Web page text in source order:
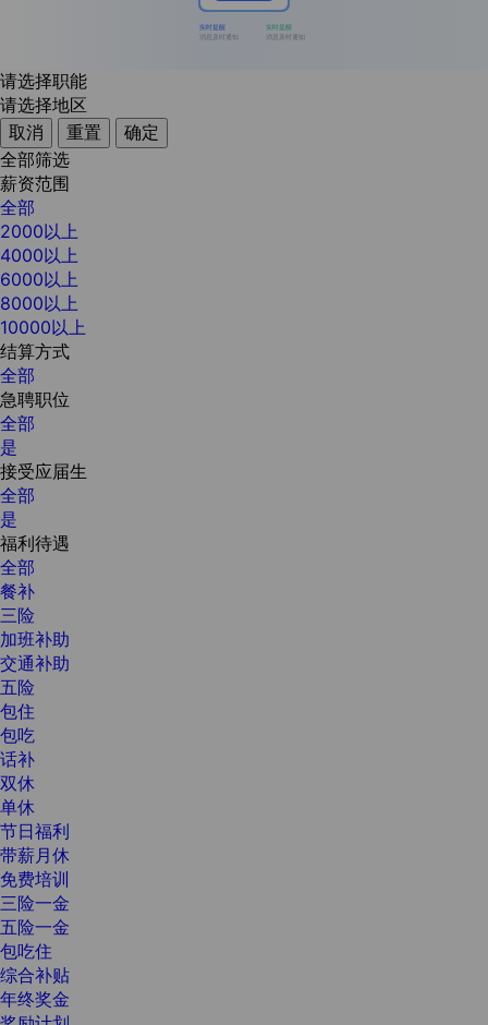
实时提醒
消息及时通知
实时提醒
消息及时通知
请选择职能
请选择地区
取消
重置
确定
全部筛选
薪资范围
全部
2000以上
4000以上
6000以上
8000以上
10000以上
结算方式
全部
急聘职位
全部
是
接受应届生
全部
是
福利待遇
全部
餐补
三险
加班补助
交通补助
五险
包住
包吃
话补
双休
单休
节日福利
带薪月休
免费培训
三险一金
五险一金
包吃住
综合补贴
年终奖金